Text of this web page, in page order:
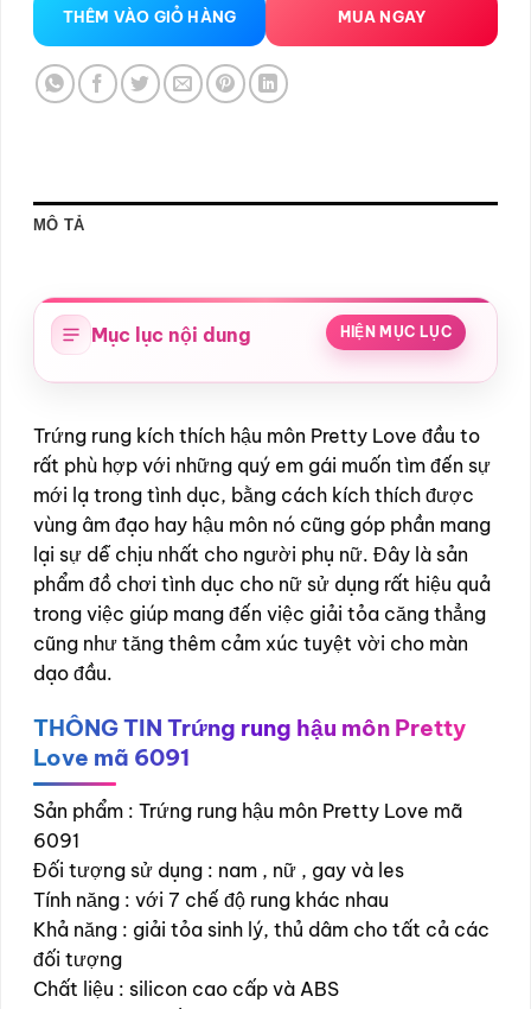
THÊM VÀO GIỎ HÀNG MUA NGAY
MÔ TẢ
Mục lục nội dung HIỆN MỤC LỤC
Trứng rung kích thích hậu môn Pretty Love đầu to
rất phù hợp với những quý em gái muốn tìm đến sự
mới lạ trong tình dục, bằng cách kích thích được
vùng âm đạo hay hậu môn nó cũng góp phần mang
lại sự dễ chịu nhất cho người phụ nữ. Đây là sản
phẩm đồ chơi tình dục cho nữ sử dụng rất hiệu quả
trong việc giúp mang đến việc giải tỏa căng thẳng
cũng như tăng thêm cảm xúc tuyệt vời cho màn
dạo đầu.
THÔNG TIN Trứng rung hậu môn Pretty
Love mã 6091
Sản phẩm : Trứng rung hậu môn Pretty Love mã
6091
Đối tượng sử dụng : nam , nữ , gay và les
Tính năng : với 7 chế độ rung khác nhau
Khả năng : giải tỏa sinh lý, thủ dâm cho tất cả các
đối tượng
Chất liệu : silicon cao cấp và ABS